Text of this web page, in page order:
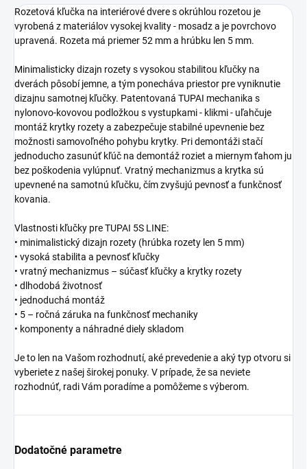
Rozetová kľučka na interiérové dvere s okrúhlou rozetou je
vyrobená z materiálov vysokej kvality - mosadz a je povrchovo
upravená. Rozeta má priemer 52 mm a hrúbku len 5 mm.
Minimalisticky dizajn rozety s vysokou stabilitou kľučky na
dverách pôsobí jemne, a tým ponecháva priestor pre vyniknutie
dizajnu samotnej kľučky. Patentovaná TUPAI mechanika s
nylonovo-kovovou podložkou s vystupkami - klikmi - uľahčuje
montáž krytky rozety a zabezpečuje stabilné upevnenie bez
možnosti samovoľného pohybu krytky. Pri demontáži stačí
jednoducho zasunúť kľúč na demontáž roziet a miernym ťahom ju
bez poškodenia vylúpnuť. Vratný mechanizmus a krytka sú
upevnené na samotnú kľučku, čím zvyšujú pevnosť a funkčnosť
kovania.
Vlastnosti kľučky pre TUPAI 5S LINE:
• minimalistický dizajn rozety (hrúbka rozety len 5 mm)
• vysoká stabilita a pevnosť kľučky
• vratný mechanizmus – súčasť kľučky a krytky rozety
• dlhodobá životnosť
• jednoduchá montáž
• 5 – ročná záruka na funkčnosť mechaniky
• komponenty a náhradné diely skladom
Je to len na Vašom rozhodnutí, aké prevedenie a aký typ otvoru si
vyberiete z našej širokej ponuky. V prípade, že sa neviete
rozhodnúť, radi Vám poradíme a pomôžeme s výberom.
Dodatočné parametre